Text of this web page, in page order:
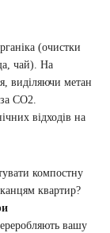
(очистки
чай). На
виділяючи метан
CO2.
відходів на
компостну
квартир?
вашу